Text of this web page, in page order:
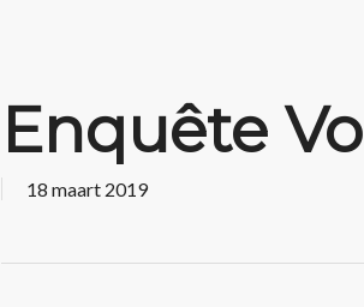
Enquête
18 maart 2019